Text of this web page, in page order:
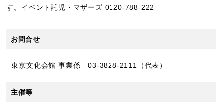
す。イベント託児・マザーズ 0120-788-222
お問合せ
東京文化会館 事業係 03-3828-2111（代表）
主催等